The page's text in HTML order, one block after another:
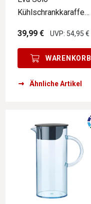
Kühlschrankkaraffe
39,99 €
UVP: 54,95 €
WARENKORB
Ähnliche Artikel